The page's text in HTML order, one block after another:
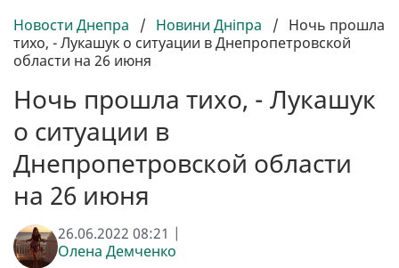
Новости Днепра / Новини Дніпра / Ночь прошла
тихо, - Лукашук о ситуации в Днепропетровской
области на 26 июня
Ночь прошла тихо, - Лукашук
о ситуации в
Днепропетровской области
на 26 июня
26.06.2022 08:21 |
Олена Демченко